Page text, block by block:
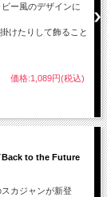
ー風のデザインに
けたりして飾ること
価格:1,089円(税込)
Back to the Future
カジャンが新登